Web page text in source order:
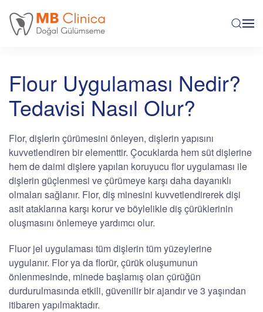
Skip to main content
Flour Uygulaması Nedir?
Tedavisi Nasıl Olur?
Flor, dişlerin çürümesini önleyen, dişlerin yapısını
kuvvetlendiren bir elementtir. Çocuklarda hem süt dişlerine
hem de daimi dişlere yapılan koruyucu flor uygulaması ile
dişlerin güçlenmesi ve çürümeye karşı daha dayanıklı
olmaları sağlanır. Flor, diş minesini kuvvetlendirerek dişi
asit ataklarına karşı korur ve böylelikle diş çürüklerinin
oluşmasını önlemeye yardımcı olur.
Fluor jel uygulaması tüm dişlerin tüm yüzeylerine
uygulanır. Flor ya da florür, çürük oluşumunun
önlenmesinde, minede başlamış olan çürüğün
durdurulmasında etkili, güvenilir bir ajandır ve 3 yaşından
itibaren yapılmaktadır.